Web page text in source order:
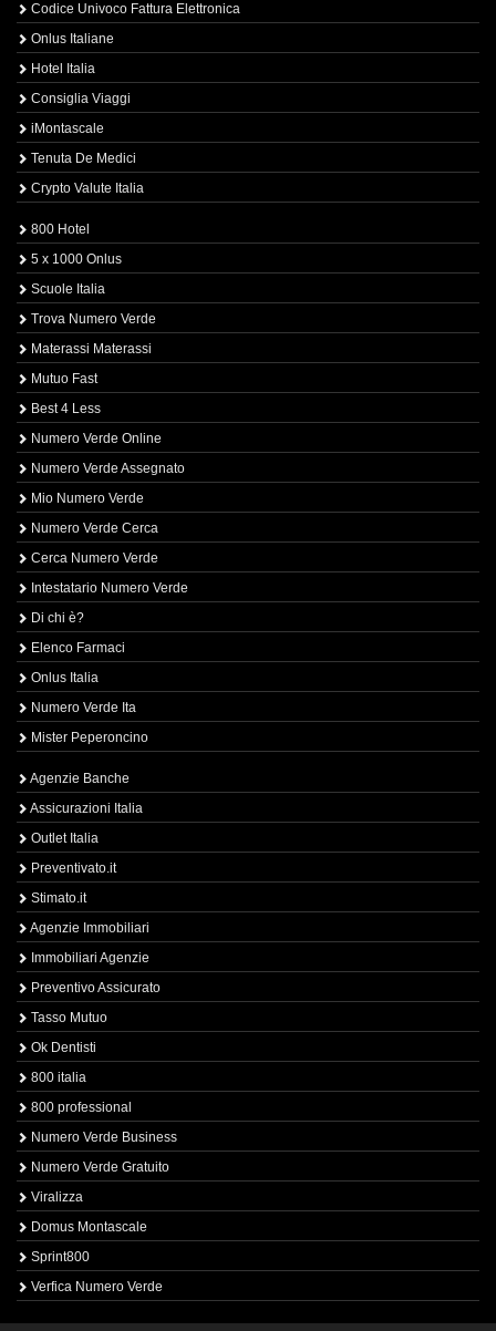
Codice Univoco Fattura Elettronica
Onlus Italiane
Hotel Italia
Consiglia Viaggi
iMontascale
Tenuta De Medici
Crypto Valute Italia
800 Hotel
5 x 1000 Onlus
Scuole Italia
Trova Numero Verde
Materassi Materassi
Mutuo Fast
Best 4 Less
Numero Verde Online
Numero Verde Assegnato
Mio Numero Verde
Numero Verde Cerca
Cerca Numero Verde
Intestatario Numero Verde
Di chi è?
Elenco Farmaci
Onlus Italia
Numero Verde Ita
Mister Peperoncino
Agenzie Banche
Assicurazioni Italia
Outlet Italia
Preventivato.it
Stimato.it
Agenzie Immobiliari
Immobiliari Agenzie
Preventivo Assicurato
Tasso Mutuo
Ok Dentisti
800 italia
800 professional
Numero Verde Business
Numero Verde Gratuito
Viralizza
Domus Montascale
Sprint800
Verfica Numero Verde